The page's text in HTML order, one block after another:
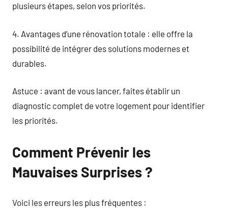
plusieurs étapes, selon vos priorités.
4. Avantages d’une rénovation totale : elle offre la
possibilité de intégrer des solutions modernes et
durables.
Astuce : avant de vous lancer, faites établir un
diagnostic complet de votre logement pour identifier
les priorités.
Comment Prévenir les
Mauvaises Surprises ?
Voici les erreurs les plus fréquentes :